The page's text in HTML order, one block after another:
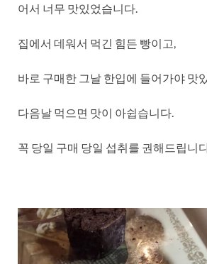
어서 너무 맛있었습니다.
집에서 데워서 먹긴 힘든 빵이고,
바로 구매한 그날 한입에 들어가야 맛
다음날 먹으면 맛이 아쉽습니다.
꼭 당일 구매 당일 섭취를 권해드립니